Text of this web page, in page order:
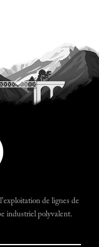
de lignes de
industriel polyvalent.